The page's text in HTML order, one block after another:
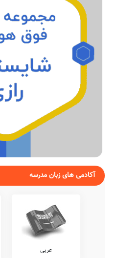
آکادمی های زبان مدرسه
عربی